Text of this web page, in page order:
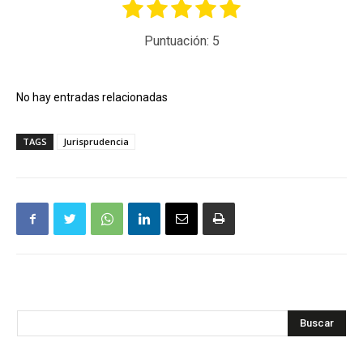
Puntuación: 5
No hay entradas relacionadas
TAGS Jurisprudencia
Buscar